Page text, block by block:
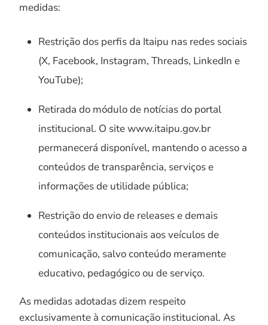
medidas:
Restrição dos perfis da Itaipu nas redes sociais
(X, Facebook, Instagram, Threads, LinkedIn e
YouTube);
Retirada do módulo de notícias do portal
institucional. O site www.itaipu.gov.br
permanecerá disponível, mantendo o acesso a
conteúdos de transparência, serviços e
informações de utilidade pública;
Restrição do envio de releases e demais
conteúdos institucionais aos veículos de
comunicação, salvo conteúdo meramente
educativo, pedagógico ou de serviço.
As medidas adotadas dizem respeito
exclusivamente à comunicação institucional. As